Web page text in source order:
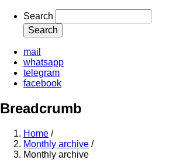
Search
mail
whatsapp
telegram
facebook
Breadcrumb
Home /
Monthly archive /
Monthly archive